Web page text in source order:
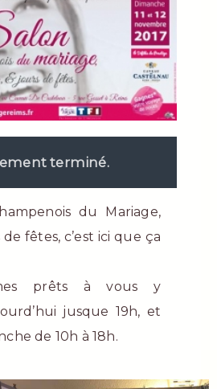
terminé.
du Mariage,
fêtes, c’est ici que ça
prêts à vous y
jusque 19h, et
de 10h à 18h.